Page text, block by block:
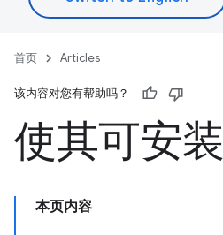
首页 Articles
该内容对您有帮助吗？
使其可安装
本页内容